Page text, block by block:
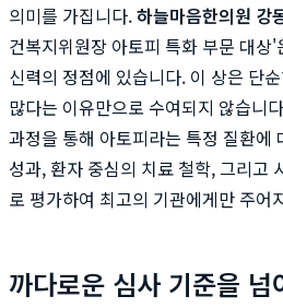
의미를 가집니다.하늘마음한의원 강
건복지위원장 아토피 특화 부문 대상
신력의 정점에 있습니다. 이 상은 단
많다는 이유만으로 수여되지 않습니
과정을 통해 아토피라는 특정 질환에
성과, 환자 중심의 치료 철학, 그리고
로 평가하여 최고의 기관에게만 주어
까다로운 심사 기준을 넘